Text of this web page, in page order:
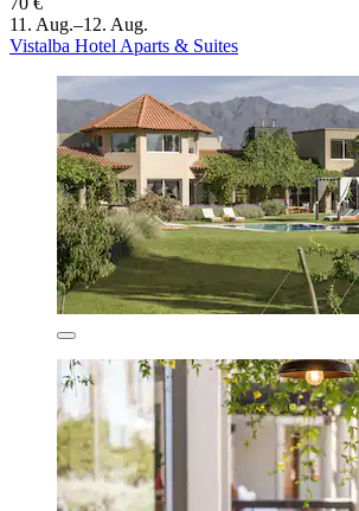
11. Aug.–12. Aug.
Vistalba Hotel Aparts & Suites